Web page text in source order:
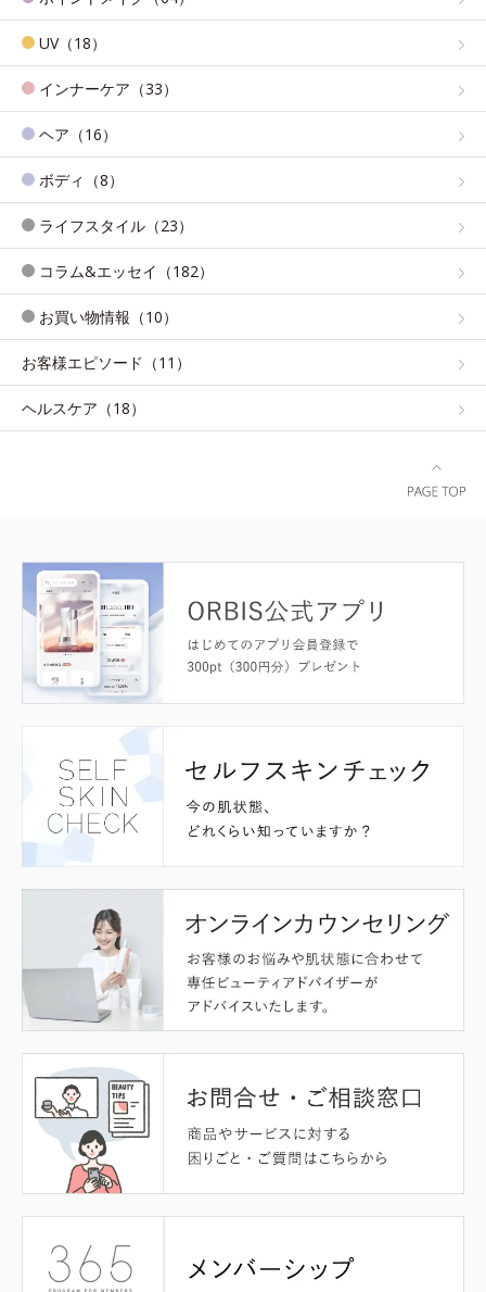
UV（18）
インナーケア（33）
ヘア（16）
ボディ（8）
ライフスタイル（23）
コラム&エッセイ（182）
お買い物情報（10）
お客様エピソード（11）
ヘルスケア（18）